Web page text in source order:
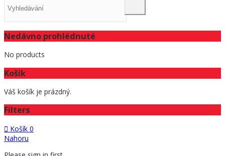
Nedávno prohlédnuté
No products
Košík
Váš košík je prázdný.
Filters
Košík 0
Nahoru